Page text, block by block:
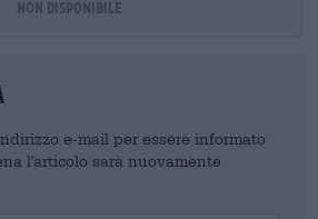
Non disponibile
e-mail per essere informato
l'articolo sarà nuovamente